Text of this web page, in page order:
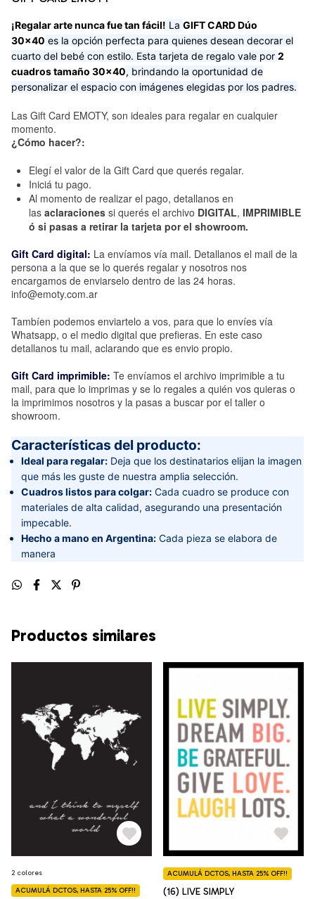
¡Regalar arte nunca fue tan fácil! La GIFT CARD Dúo
30x40 es la opción perfecta para quienes desean decorar el
cuarto del bebé con estilo. Esta tarjeta de regalo vale por 2
cuadros tamaño 30x40, brindando la oportunidad de
personalizar el espacio con imágenes elegidas por los padres.
Las Gift Card EMOTY, son ideales para regalar en cualquier
momento.
¿Cómo hacer?:
Elegí el valor de la Gift Card que querés regalar.
Iniciá tu pago.
Al momento de realizar el pago, detallanos en
las aclaraciones si querés el archivo DIGITAL, IMPRIMIBLE
ó si pasas a retirar la tarjeta por el showroom.
Gift Card digital: La envíamos vía mail. Detallanos el mail de la
persona a la que se lo querés regalar y nosotros nos
encargamos de enviarselo dentro de las 24 horas.
info@emoty.com.ar
Tambíen podemos enviartelo a vos, para que lo envíes vía
Whatsapp, o el medio digital que prefieras. En este caso
detallanos tu mail, aclarando que es envio propio.
Gift Card imprimible: Te envíamos el archivo imprimible a tu
mail, para que lo imprimas y se lo regales a quién vos quieras o
la imprimimos nosotros y la pasas a buscar por el taller o
showroom.
Características del producto:
Ideal para regalar: Deja que los destinatarios elijan la imagen
que más les guste de nuestra amplia selección.
Cuadros listos para colgar: Cada cuadro se produce con
materiales de alta calidad, asegurando una presentación
impecable.
Hecho a mano en Argentina: Cada pieza se elabora de
manera
Productos similares
ACUMULÁ DCTOS, HASTA 25% OFF!!
2 colores
(16) LIVE SIMPLY
ACUMULÁ DCTOS, HASTA 25% OFF!!